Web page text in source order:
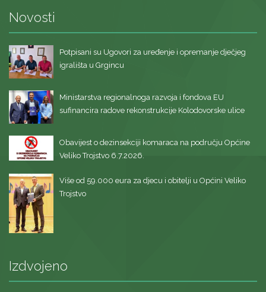
Novosti
Potpisani su Ugovori za uređenje i opremanje dječjeg
igrališta u Grgincu
Ministarstva regionalnoga razvoja i fondova EU
sufinancira radove rekonstrukcije Kolodovorske ulice
Obavijest o dezinsekciji komaraca na području Općine
Veliko Trojstvo 6.7.2026.
Više od 59.000 eura za djecu i obitelji u Općini Veliko
Trojstvo
Izdvojeno